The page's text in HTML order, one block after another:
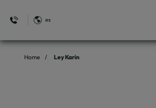
es
Ley Karin del Hotel Regal Pacific en Santiago de
Home Ley Karin